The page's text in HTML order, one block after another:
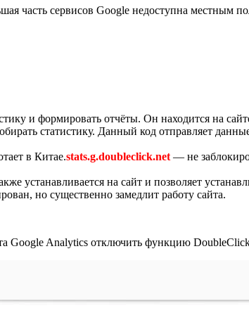
часть сервисов Google недоступна местным
и формировать отчёты. Он находится на
статистику. Данный код отправляет
в Китае.stats.g.doubleclick.net — не
устанавливается на сайт и позволяет
но существенно замедлит работу сайта.
Google Analytics отключить функцию